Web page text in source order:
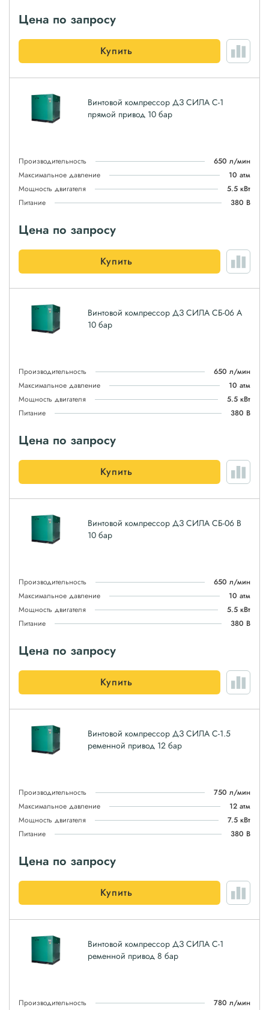
Цена по запросу
Купить
Винтовой компрессор ДЗ СИЛА С-1
прямой привод 10 бар
Производительность
650 л/мин
Максимальное давление
10 атм
Мощность двигателя
5.5 кВт
Питание
380 В
Цена по запросу
Купить
Винтовой компрессор ДЗ СИЛА СБ-06 А
10 бар
Производительность
650 л/мин
Максимальное давление
10 атм
Мощность двигателя
5.5 кВт
Питание
380 В
Цена по запросу
Купить
Винтовой компрессор ДЗ СИЛА СБ-06 B
10 бар
Производительность
650 л/мин
Максимальное давление
10 атм
Мощность двигателя
5.5 кВт
Питание
380 В
Цена по запросу
Купить
Винтовой компрессор ДЗ СИЛА С-1.5
ременной привод 12 бар
Производительность
750 л/мин
Максимальное давление
12 атм
Мощность двигателя
7.5 кВт
Питание
380 В
Цена по запросу
Купить
Винтовой компрессор ДЗ СИЛА С-1
ременной привод 8 бар
Производительность
780 л/мин